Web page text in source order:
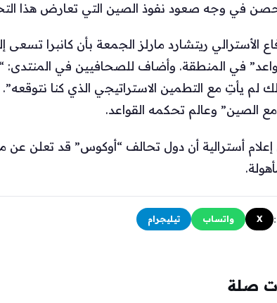
في وجه صعود نفوذ الصين التي تعارض هذا
الأسترالي ريتشارد مارلز الجمعة بأن كانبرا تسعى
في المنطقة. وأضاف للصحافيين في المنتدى:
لم يأتِ مع التطمين الاستراتيجي الذي كنا
الصين” وعالم تحكمه القواعد.
إعلام أسترالية أن دول تحالف “أوكوس” قد تعلن
X واتساب تيليجرام
صلة